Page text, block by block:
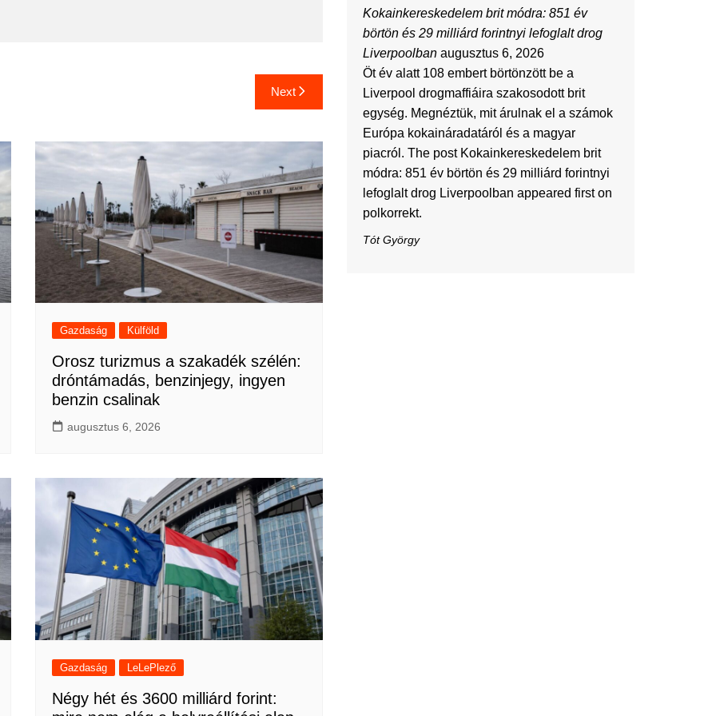
Next
Gazdaság Külföld
Orosz turizmus a szakadék szélén:
dróntámadás, benzinjegy, ingyen
benzin csalinak
augusztus 6, 2026
Gazdaság LeLePlező
Négy hét és 3600 milliárd forint:
Kokainkereskedelem brit módra: 851 év
börtön és 29 milliárd forintnyi lefoglalt drog
Liverpoolban augusztus 6, 2026
Öt év alatt 108 embert börtönzött be a
Liverpool drogmaffiáira szakosodott brit
egység. Megnéztük, mit árulnak el a számok
Európa kokaináradatáról és a magyar
piacról. The post Kokainkereskedelem brit
módra: 851 év börtön és 29 milliárd forintnyi
lefoglalt drog Liverpoolban appeared first on
polkorrekt.
Tót György